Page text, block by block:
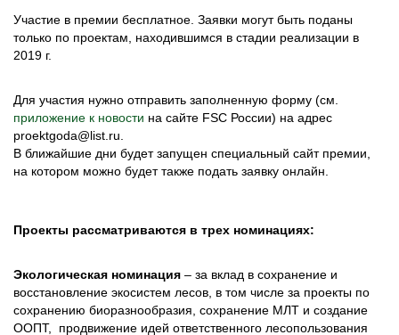
Участие в премии бесплатное. Заявки могут быть поданы
только по проектам, находившимся в стадии реализации в
2019 г.
Для участия нужно отправить заполненную форму (см.
приложение к новости на сайте FSC России) на адрес
proektgoda@list.ru.
В ближайшие дни будет запущен специальный сайт премии,
на котором можно будет также подать заявку онлайн.
Проекты рассматриваются в трех номинациях:
Экологическая номинация – за вклад в сохранение и
восстановление экосистем лесов, в том числе за проекты по
сохранению биоразнообразия, сохранение МЛТ и создание
ООПТ, продвижение идей ответственного лесопользования